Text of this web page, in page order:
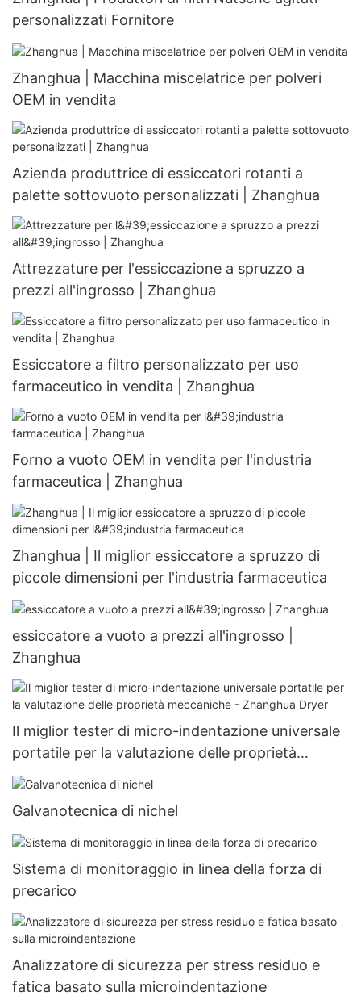
personalizzati Fornitore
Zhanghua | Macchina miscelatrice per polveri
OEM in vendita
Azienda produttrice di essiccatori rotanti a
palette sottovuoto personalizzati | Zhanghua
Attrezzature per l'essiccazione a spruzzo a
prezzi all'ingrosso | Zhanghua
Essiccatore a filtro personalizzato per uso
farmaceutico in vendita | Zhanghua
Forno a vuoto OEM in vendita per l'industria
farmaceutica | Zhanghua
Zhanghua | Il miglior essiccatore a spruzzo di
piccole dimensioni per l'industria farmaceutica
essiccatore a vuoto a prezzi all'ingrosso |
Zhanghua
Il miglior tester di micro-indentazione universale
portatile per la valutazione delle proprietà
meccaniche - Zhanghua Dryer
Galvanotecnica di nichel
Sistema di monitoraggio in linea della forza di
precarico
Analizzatore di sicurezza per stress residuo e
fatica basato sulla microindentazione